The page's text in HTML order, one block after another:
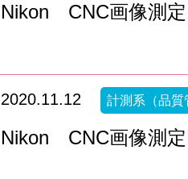
Nikon CNC画像測
2020.11.12 計測系（品質
Nikon CNC画像測